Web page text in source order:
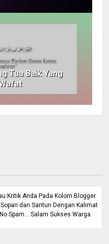
Tua Baik Yang
Kritik Anda Pada Kolom Blogger
dan Santun Dengan Kalimat
Spam... Salam Sukses Warga